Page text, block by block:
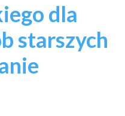
dla
starszych